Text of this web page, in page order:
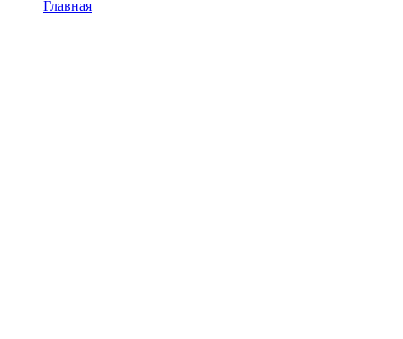
Главная